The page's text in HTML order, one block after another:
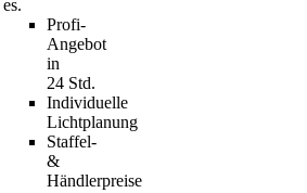
es.
Profi-
Angebot
in
24 Std.
Individuelle
Lichtplanung
Staffel-
&
Händlerpreise